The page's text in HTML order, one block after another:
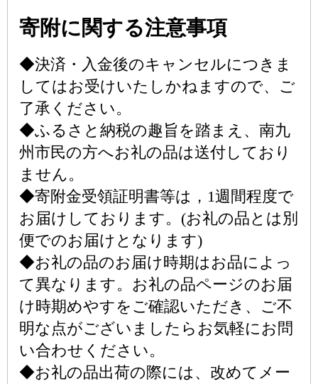
寄附に関する注意事項
◆決済・入金後のキャンセルにつきま
してはお受けいたしかねますので、ご
了承ください。
◆ふるさと納税の趣旨を踏まえ、南九
州市民の方へお礼の品は送付しており
ません。
◆寄附金受領証明書等は，1週間程度で
お届けしております。(お礼の品とは別
便でのお届けとなります)
◆お礼の品のお届け時期はお品によっ
て異なります。お礼の品ページのお届
け時期めやすをご確認いただき、ご不
明な点がございましたらお気軽にお問
い合わせください。
◆お礼の品出荷の際には、改めてメー